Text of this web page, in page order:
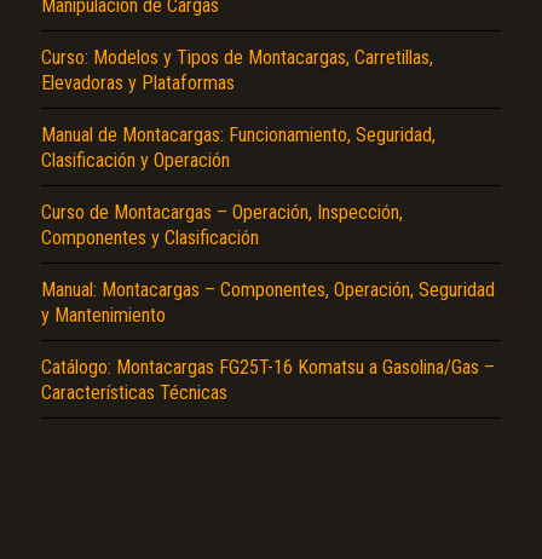
Manipulación de Cargas
Curso: Modelos y Tipos de Montacargas, Carretillas,
Elevadoras y Plataformas
Manual de Montacargas: Funcionamiento, Seguridad,
Clasificación y Operación
Curso de Montacargas – Operación, Inspección,
Componentes y Clasificación
Manual: Montacargas – Componentes, Operación, Seguridad
y Mantenimiento
Catálogo: Montacargas FG25T-16 Komatsu a Gasolina/Gas –
Características Técnicas
El Título es incorrecto según el contenido.
Texto o Imagen de portada son erróneos.
No carga o no se visualiza el contenido.